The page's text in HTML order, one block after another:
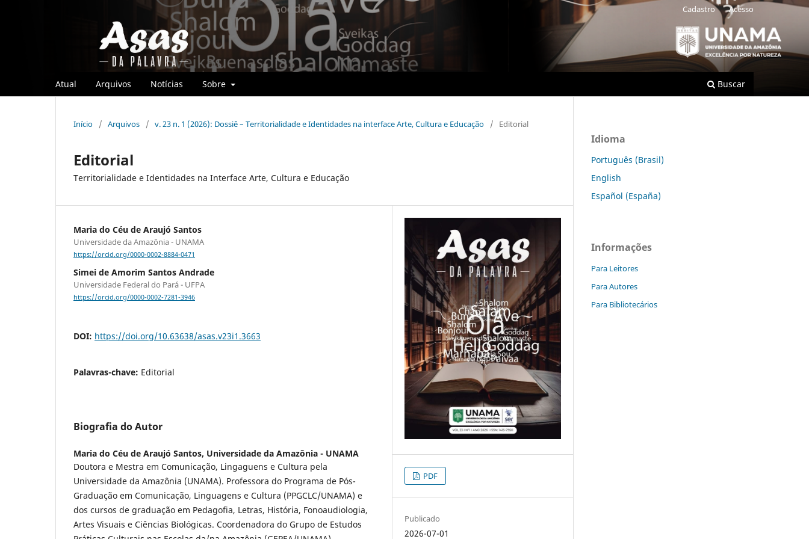
Atual Arquivos Notícias Sobre Buscar
Cadastro Acesso
Início / Arquivos / v. 23 n. 1 (2026): Dossiê – Territorialidade e Identidades na interface Arte, Cultura e Educação / Editorial
Editorial
Territorialidade e Identidades na Interface Arte, Cultura e Educação
Maria do Céu de Araujó Santos
Universidade da Amazônia - UNAMA
https://orcid.org/0000-0002-8884-0471
Simei de Amorim Santos Andrade
Universidade Federal do Pará - UFPA
https://orcid.org/0000-0002-7281-3946
DOI: https://doi.org/10.63638/asas.v23i1.3663
Palavras-chave: Editorial
Biografia do Autor
Maria do Céu de Araujó Santos, Universidade da Amazônia - UNAMA
Doutora e Mestra em Comunicação, Lingaguens e Cultura pela
Universidade da Amazônia (UNAMA). Professora do Programa de Pós-
Graduação em Comunicação, Linguagens e Cultura (PPGCLC/UNAMA) e
dos cursos de graduação em Pedagofia, Letras, História, Fonoaudiologia,
Artes Visuais e Ciências Biológicas. Coordenadora do Grupo de Estudos
PDF
Publicado
2026-07-01
Idioma
Português (Brasil)
English
Español (España)
Informações
Para Leitores
Para Autores
Para Bibliotecários